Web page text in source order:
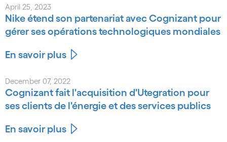
April 25, 2023
Nike étend son partenariat avec Cognizant pour
gérer ses opérations technologiques mondiales
En savoir plus
December 07, 2022
Cognizant fait l'acquisition d'Utegration pour
ses clients de l'énergie et des services publics
En savoir plus